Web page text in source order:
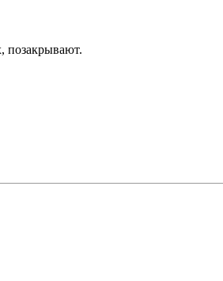
позакрывают.